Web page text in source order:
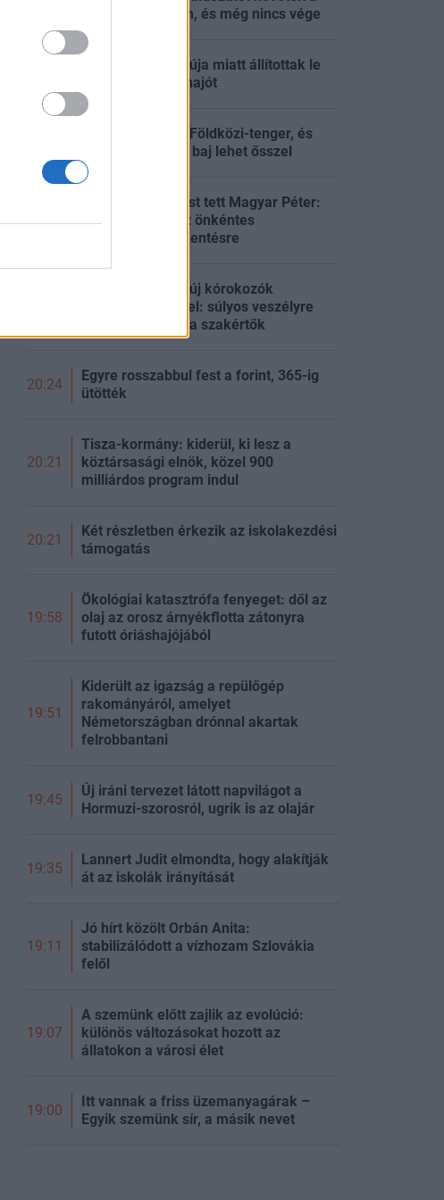
hőség Európában, és még nincs vége
Halálos kór gyanúja miatt állítottak le
egy utasszállító hajót
Nagyon meleg a Földközi-tenger, és
ebből még óriási baj lehet ősszel
20:55
Fontos bejelentést tett Magyar Péter:
nincs szükség az önkéntes
fogyasztáscsökkentésre
Megállíthatatlan új kórokozók
szabadulhatnak el: súlyos veszélyre
figyelmeztetnek a szakértők
20:24
Egyre rosszabbul fest a forint, 365-ig
ütötték
20:21
Tisza-kormány: kiderül, ki lesz a
köztársasági elnök, közel 900
milliárdos program indul
20:21
Két részletben érkezik az iskolakezdési
támogatás
19:58
Ökológiai katasztrófa fenyeget: dől az
olaj az orosz árnyékflotta zátonyra
futott óriáshajójából
19:51
Kiderült az igazság a repülőgép
rakományáról, amelyet
Németországban drónnal akartak
felrobbantani
19:45
Új iráni tervezet látott napvilágot a
Hormuzi-szorosról, ugrik is az olajár
19:35
Lannert Judit elmondta, hogy alakítják
át az iskolák irányítását
19:11
Jó hírt közölt Orbán Anita:
stabilizálódott a vízhozam Szlovákia
felől
19:07
A szemünk előtt zajlik az evolúció:
különös változásokat hozott az
állatokon a városi élet
19:00
Itt vannak a friss üzemanyagárak –
Egyik szemünk sír, a másik nevet